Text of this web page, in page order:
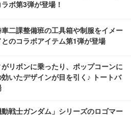
ボ第3弾が登場！
車二課整備班の工具箱や制服をイメー
のコラボアイテム第1弾が登場
がリボンに乗ったり、ポップコーンに
いたデザインが目を引く♪ トートバ
戦士ガンダム」シリーズのロゴマー